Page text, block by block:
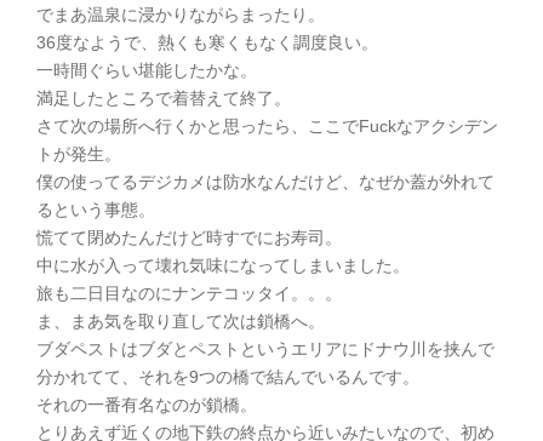
でまあ温泉に浸かりながらまったり。
36度なようで、熱くも寒くもなく調度良い。
一時間ぐらい堪能したかな。
満足したところで着替えて終了。
さて次の場所へ行くかと思ったら、ここでFuckなアクシデン
トが発生。
僕の使ってるデジカメは防水なんだけど、なぜか蓋が外れて
るという事態。
慌てて閉めたんだけど時すでにお寿司。
中に水が入って壊れ気味になってしまいました。
旅も二日目なのにナンテコッタイ。。。
ま、まあ気を取り直して次は鎖橋へ。
ブダペストはブダとペストというエリアにドナウ川を挟んで
分かれてて、それを9つの橋で結んでいるんです。
それの一番有名なのが鎖橋。
とりあえず近くの地下鉄の終点から近いみたいなので、初め